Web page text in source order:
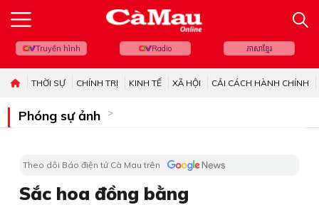
Truyền hình Radio ភាសាខ្មែរ
THỜI SỰ CHÍNH TRỊ KINH TẾ XÃ HỘI CẢI CÁCH HÀNH CHÍNH
Phóng sự ảnh
Theo dõi Báo điện tử Cà Mau trên
Sắc hoa đồng bằng